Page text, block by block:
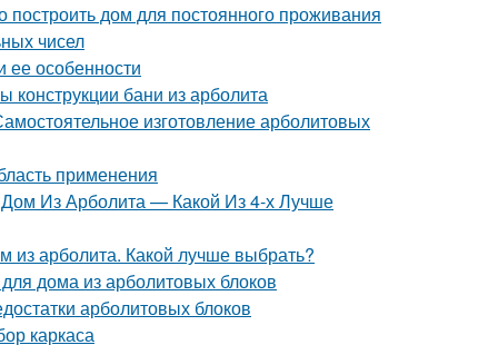
дом для постоянного проживания
чисел
ее особенности
бани из арболита
изготовление арболитовых
применения
Из Арболита — Какой Из 4-х Лучше
арболита. Какой лучше выбрать?
дома из арболитовых блоков
арболитовых блоков
каркаса